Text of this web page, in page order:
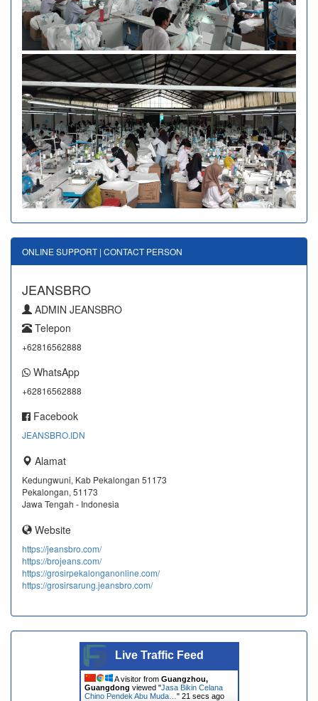
ONLINE SUPPORT | CONTACT PERSON
JEANSBRO
ADMIN JEANSBRO
Telepon
+62816562888
WhatsApp
+62816562888
Facebook
JEANSBRO.IDN
Alamat
Kedungwuni, Kab Pekalongan 51173
Pekalongan, 51173
Jawa Tengah - Indonesia
Website
https://jeansbro.com/
https://brojeans.com/
https://grosirpekalonganonline.com/
https://grosirsarung.jeansbro.com/
Live Traffic Feed
A visitor from Guangzhou,
Guangdong viewed "Jasa Bikin Celana
Chino Pendek Abu Muda… " 21 secs ago